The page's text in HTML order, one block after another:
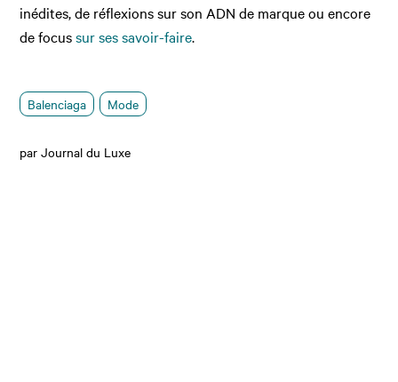
inédites, de réflexions sur son ADN de marque ou encore
de focussur ses savoir-faire.
Balenciaga Mode
par Journal du Luxe